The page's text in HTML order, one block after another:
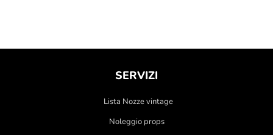
SERVIZI
Lista Nozze vintage
Noleggio props